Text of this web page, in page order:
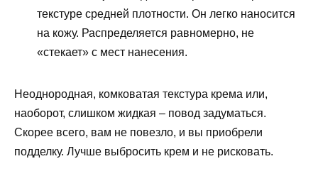
текстуре средней плотности. Он легко наносится
на кожу. Распределяется равномерно, не
«стекает» с мест нанесения.
Неоднородная, комковатая текстура крема или,
наоборот, слишком жидкая – повод задуматься.
Скорее всего, вам не повезло, и вы приобрели
подделку. Лучше выбросить крем и не рисковать.